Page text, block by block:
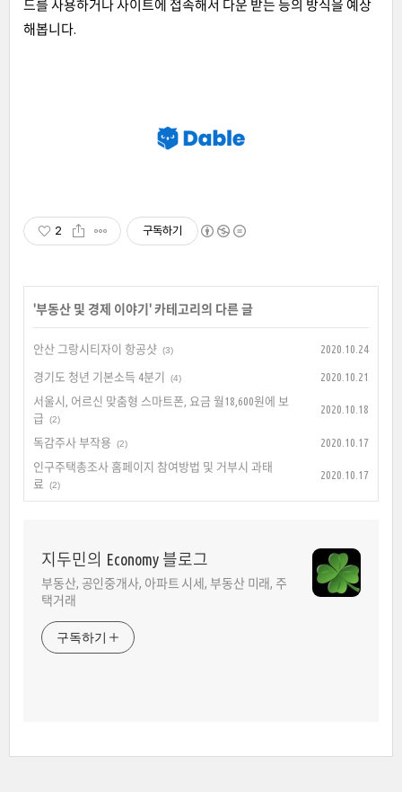
드를 사용하거나 사이트에 접속해서 다운 받는 등의 방식을 예상
해봅니다.
2 구독하기
'부동산 및 경제 이야기 ' 카테고리의 다른 글
안산 그랑시티자이 항공샷 (3) 2020.10.24
경기도 청년 기본소득 4분기 (4)
2020.10.21
서울시, 어르신 맞춤형 스마트폰, 요금 월18,600원에 보
급
(2)
2020.10.18
독감주사 부작용 (2)
2020.10.17
인구주택총조사 홈페이지 참여방법 및 거부시 과태
료
(2)
2020.10.17
지두민의 Economy 블로그
부동산, 공인중개사, 아파트 시세, 부동산 미래, 주
택거래
구독하기